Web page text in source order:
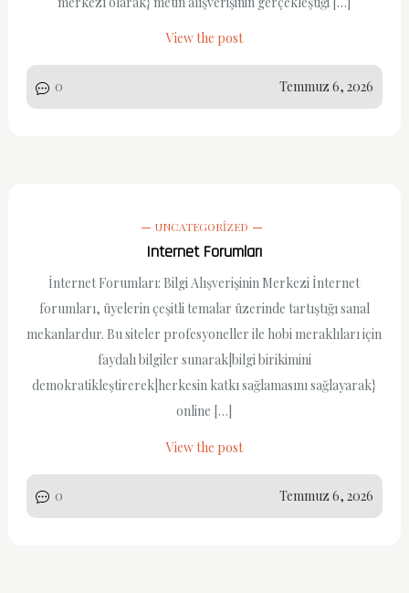
View the post
0 Temmuz 6, 2026
UNCATEGORIZED
Internet Forumları
İnternet Forumları: Bilgi Alışverişinin Merkezi İnternet
forumları, üyelerin çeşitli temalar üzerinde tartıştığı sanal
mekanlardur. Bu siteler profesyoneller ile hobi meraklıları için
faydalı bilgiler sunarak|bilgi birikimini
demokratikleştirerek|herkesin katkı sağlamasını sağlayarak}
online […]
View the post
0 Temmuz 6, 2026